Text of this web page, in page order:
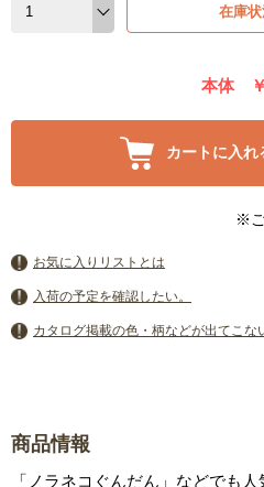
在庫
本体 ￥
カートに入れ
※
お気に入りリストとは
入荷の予定を確認したい。
カタログ掲載の色・柄などが出てこな
商品情報
「ノラネコぐんだん」などでも